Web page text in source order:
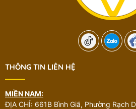
THÔNG TIN LIÊN HỆ
MIỀN NAM:
ĐỊA CHỈ: 661B Bình Giã, Phường Rạch